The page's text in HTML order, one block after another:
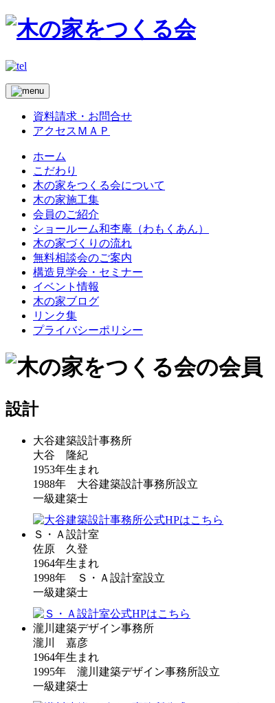
資料請求・お問合せ
アクセスＭＡＰ
ホーム
こだわり
木の家をつくる会について
木の家施工集
会員のご紹介
ショールーム和杢庵（わもくあん）
木の家づくりの流れ
無料相談会のご案内
構造見学会・セミナー
イベント情報
木の家ブログ
リンク集
プライバシーポリシー
設計
大谷建築設計事務所
大谷 隆紀
1953年生まれ
1988年 大谷建築設計事務所設立
一級建築士
Ｓ・Ａ設計室
佐原 久登
1964年生まれ
1998年 Ｓ・Ａ設計室設立
一級建築士
瀧川建築デザイン事務所
瀧川 嘉彦
1964年生まれ
1995年 瀧川建築デザイン事務所設立
一級建築士